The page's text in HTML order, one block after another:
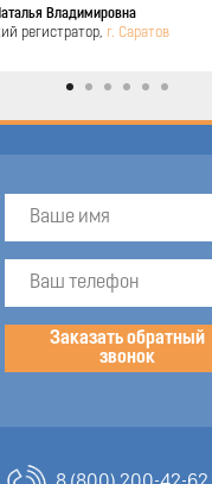
Владимировна
регистратор, г. Саратов
Заказать обратный
звонок